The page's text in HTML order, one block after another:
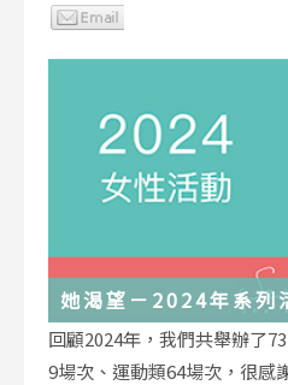
她渴望－2024年系列
回顧2024年，我們共舉辦了
9場次、運動類64場次，很感